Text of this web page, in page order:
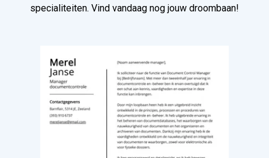
specialiteiten. Vind vandaag nog jouw droombaan!